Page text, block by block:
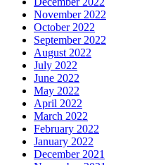
November 2022
October 2022
September 2022
August 2022
July 2022
June 2022
May 2022
April 2022
March 2022
February 2022
January 2022
December 2021